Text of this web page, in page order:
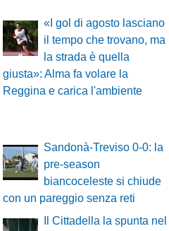
«I gol di agosto lasciano
il tempo che trovano, ma
la strada è quella
giusta»: Alma fa volare la
Reggina e carica l'ambiente
Sandonà-Treviso 0-0: la
pre-season
biancoceleste si chiude
con un pareggio senza reti
Il Cittadella la spunta nel